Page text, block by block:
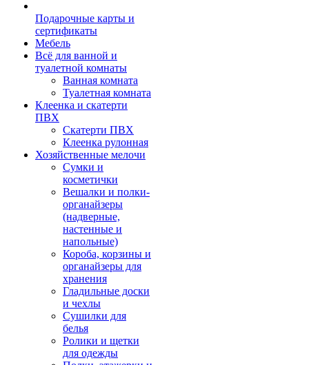
Подарочные карты и
сертификаты
Мебель
Всё для ванной и
туалетной комнаты
Ванная комната
Туалетная комната
Клеенка и скатерти
ПВХ
Скатерти ПВХ
Клеенка рулонная
Хозяйственные мелочи
Сумки и
косметички
Вешалки и полки-
органайзеры
(надверные,
настенные и
напольные)
Короба, корзины и
органайзеры для
хранения
Гладильные доски
и чехлы
Сушилки для
белья
Ролики и щетки
для одежды